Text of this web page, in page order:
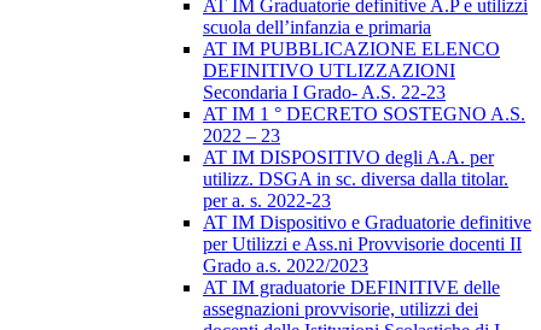
AT IM Graduatorie definitive A.P e utilizzi
scuola dell’infanzia e primaria
AT IM PUBBLICAZIONE ELENCO
DEFINITIVO UTLIZZAZIONI
Secondaria I Grado- A.S. 22-23
AT IM 1 ° DECRETO SOSTEGNO A.S.
2022 – 23
AT IM DISPOSITIVO degli A.A. per
utilizz. DSGA in sc. diversa dalla titolar.
per a. s. 2022-23
AT IM Dispositivo e Graduatorie definitive
per Utilizzi e Ass.ni Provvisorie docenti II
Grado a.s. 2022/2023
AT IM graduatorie DEFINITIVE delle
assegnazioni provvisorie, utilizzi dei